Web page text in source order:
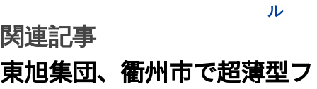
ル
関連記事
東旭集団、衢州市で超薄型